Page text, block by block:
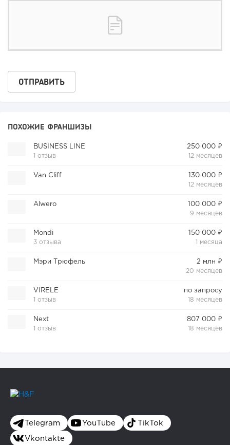
ПОХОЖИЕ ФРАНШИЗЫ
BUSINESS LINE
1 отзыв
250 000 ₽
12 месяцев
Van Cliff
130 000 ₽
12 месяцев
Alwero
100 000 ₽
9 месяцев
Mondi
3 отзыва
150 000 ₽
1 месяца
Мэри Трюфель
2 млн ₽
20 месяцев
VIRELE
1 отзыв
по запросу
18 месяцев
Next
1 отзыв
807 000 ₽
18 месяцев
Telegram YouTube TikTok
Vkontakte